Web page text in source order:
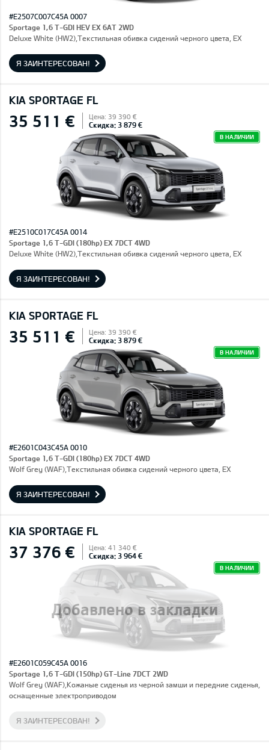
#E2507C007C45A 0007
Sportage 1,6 T-GDI HEV EX 6AT 2WD
Deluxe White (HW2),Текстильная обивка сидений черного цвета, EX
Я ЗАИНТЕРЕСОВАН!
KIA SPORTAGE FL
35 511 € Цена: 39 390 €
Скидка: 3 879 €
В НАЛИЧИИ
#E2510C017C45A 0014
Sportage 1,6 T-GDI (180hp) EX 7DCT 4WD
Deluxe White (HW2),Текстильная обивка сидений черного цвета, EX
Я ЗАИНТЕРЕСОВАН!
KIA SPORTAGE FL
35 511 € Цена: 39 390 €
Скидка: 3 879 €
В НАЛИЧИИ
#E2601C043C45A 0010
Sportage 1,6 T-GDI (180hp) EX 7DCT 4WD
Wolf Grey (WAF),Текстильная обивка сидений черного цвета, EX
Я ЗАИНТЕРЕСОВАН!
KIA SPORTAGE FL
Добавлено в закладки
37 376 € Цена: 41 340 €
Скидка: 3 964 €
В НАЛИЧИИ
#E2601C059C45A 0016
Sportage 1,6 T-GDI (150hp) GT-Line 7DCT 2WD
Wolf Grey (WAF),Кожаные сиденья из черной замши и передние сиденья,
оснащенные электроприводом
Я ЗАИНТЕРЕСОВАН!